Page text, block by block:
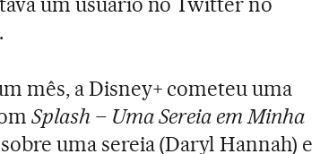
mês, a Disney+ cometeu uma
Splash – Uma Sereia em Minha
uma sereia (Daryl Hannah) e